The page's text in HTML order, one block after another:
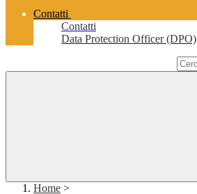
Contatti
Contatti
Data Protection Officer (DPO)
Home >